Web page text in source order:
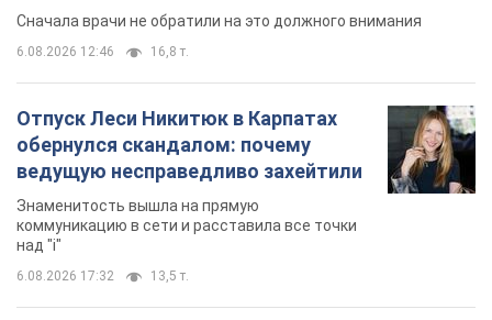
Сначала врачи не обратили на это должного внимания
6.08.2026 12:46 16,8 т.
Отпуск Леси Никитюк в Карпатах
обернулся скандалом: почему
ведущую несправедливо захейтили
Знаменитость вышла на прямую
коммуникацию в сети и расставила все точки
над "i"
6.08.2026 17:32 13,5 т.